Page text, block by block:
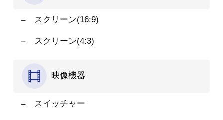
スクリーン(16:9)
スクリーン(4:3)
映像機器
スイッチャー